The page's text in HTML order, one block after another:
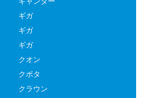
ギガ
ギガ
ギガ
クオン
クボタ
クラウン